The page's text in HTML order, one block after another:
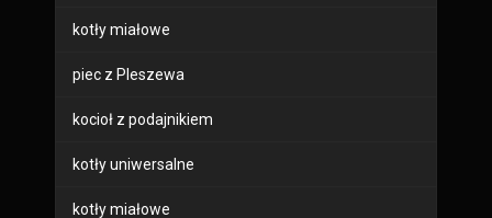
kotły miałowe
piec z Pleszewa
kocioł z podajnikiem
kotły uniwersalne
kotły miałowe